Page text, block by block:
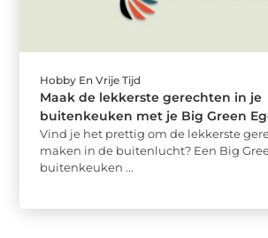
Hobby En Vrije Tijd
Maak de lekkerste gerechten in je
buitenkeuken met je Big Green
Vind je het prettig om de lekkerste
maken in de buitenlucht? Een Big
buitenkeuken ...